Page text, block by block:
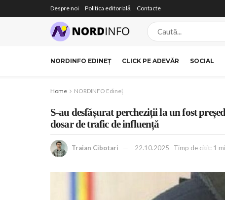
Despre noi Politica editorială Contacte
NORDINFO EDINEȚ CLICK PE ADEVĂR SOCIAL
Home NORDINFO Edineț
S-au desfășurat percheziții la un fost
dosar de trafic de influență
Traian Cibotari 22.10.2025 Timp de citit: 1